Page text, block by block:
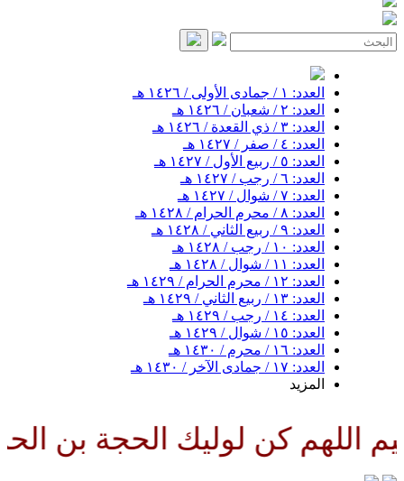
العدد: ١ / جمادى الأولى / ١٤٢٦ هـ
العدد: ٢ / شعبان / ١٤٢٦ هـ
العدد: ٣ / ذي القعدة / ١٤٢٦ هـ
العدد: ٤ / صفر / ١٤٢٧ هـ
العدد: ٥ / ربيع الأول / ١٤٢٧ هـ
العدد: ٦ / رجب / ١٤٢٧ هـ
العدد: ٧ / شوال / ١٤٢٧ هـ
العدد: ٨ / محرم الحرام / ١٤٢٨ هـ
العدد: ٩ / ربيع الثاني / ١٤٢٨ هـ
العدد: ١٠ / رجب / ١٤٢٨ هـ
العدد: ١١ / شوال / ١٤٢٨ هـ
العدد: ١٢ / محرم الحرام / ١٤٢٩ هـ
العدد: ١٣ / ربيع الثاني / ١٤٢٩ هـ
العدد: ١٤ / رجب / ١٤٢٩ هـ
العدد: ١٥ / شوال / ١٤٢٩ هـ
العدد: ١٦ / محرم / ١٤٣٠ هـ
العدد: ١٧ / جمادى الآخر / ١٤٣٠ هـ
المزيد
كن لوليك الحجة بن